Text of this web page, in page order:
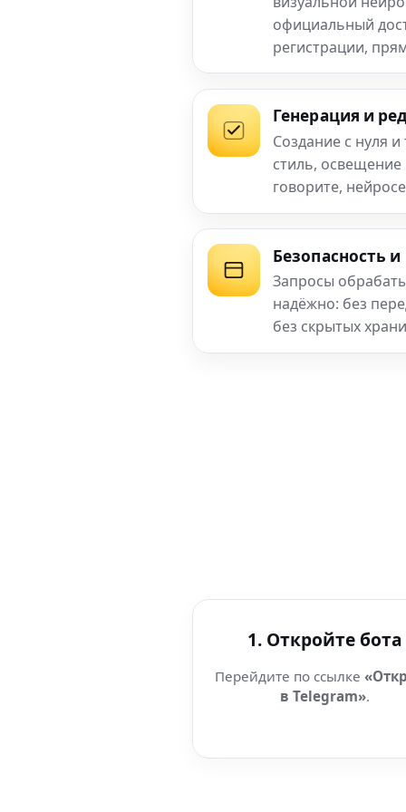
официальный
регистрации,
Генерация и
Создание с нуля
стиль,
говорите,
Безопасность
Запросы
надёжно: без
без скрытых
1. Откройте бота
Перейдите по ссылке
в Telegram».